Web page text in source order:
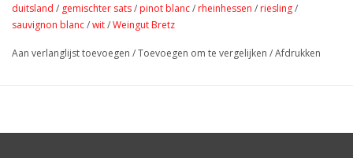
gerechten en geitenkazen
duitsland / gemischter sats/ pinot blanc/ rheinhessen / riesling/
sauvignon blanc/wit/Weingut Bretz
Aan verlanglijst toevoegen /Toevoegen om te vergelijken /Afdrukken